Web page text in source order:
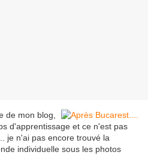
de mon blog,
d'apprentissage et ce n'est pas
je n'ai pas encore trouvé la
individuelle sous les photos